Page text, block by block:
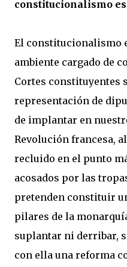
constitucionalismo
El constitucionalismo
ambiente cargado de
Cortes constituyentes
representación de
de implantar en
Revolución francesa,
recluido en el punto
acosados por las
pretenden constituir
pilares de la
suplantar ni derribar,
con ella una reforma